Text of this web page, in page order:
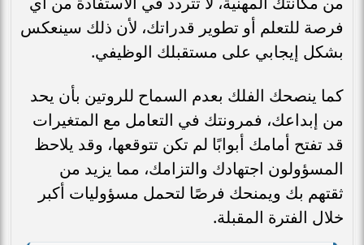
فرصة للتعلم أو تطوير قدراتك، لأن ذلك سينعكس
بشكل إيجابي على مستقبلك الوظيفي.
كما ينصحك الفلك بعدم السماح للروتين بأن يحد
من إبداعك، فمرونتك في التعامل مع المتغيرات
قد تفتح أمامك أبوابًا لم تكن تتوقعها، وقد يلاحظ
المسؤولون اجتهادك والتزامك، مما يزيد من
ثقتهم بك ويمنحك فرصًا لتحمل مسؤوليات أكبر
خلال الفترة المقبلة.